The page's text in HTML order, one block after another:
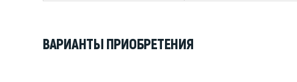
ВАРИАНТЫ ПРИОБРЕТЕНИЯ